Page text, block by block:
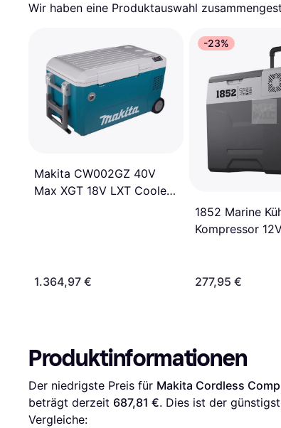
Wir haben eine Produktauswahl
Makita CW002GZ 40V
Max XGT 18V LXT Cooler
1.364,97 €
-23%
1852 Marine
Kompressor
277,95 €
Produktinformationen
Der niedrigste Preis für Makita Cordless
beträgt derzeit 687,81 €. Dies ist der
Vergleiche: